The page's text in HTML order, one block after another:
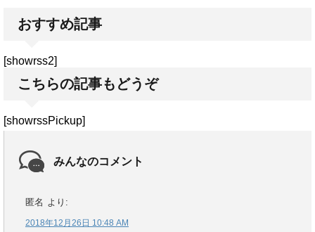
おすすめ記事
[showrss2]
こちらの記事もどうぞ
[showrssPickup]
みんなのコメント
匿名 より:
2018年12月26日 10:48 AM